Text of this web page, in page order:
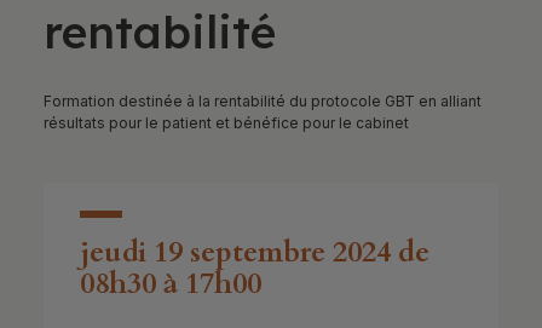
rentabilité
Formation destinée à la rentabilité du protocole GBT en alliant
résultats pour le patient et bénéfice pour le cabinet
jeudi 19 septembre 2024 de
08h30 à 17h00